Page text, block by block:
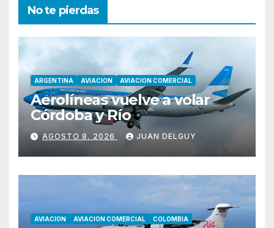
No te pierdas
ARGENTINA AVIACION AVIACION COMERCIAL
Aerolíneas vuelve a volar
Córdoba y Río
AGOSTO 8, 2026 JUAN DELGUY
AVIACION AVIACION COMERCIAL COLOMBIA